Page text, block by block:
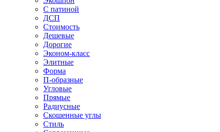
С патиной
ДСП
Стоимость
Дешевые
Дорогие
Эконом-класс
Элитные
Форма
П-образные
Угловые
Прямые
Радиусные
Скошенные углы
Стиль